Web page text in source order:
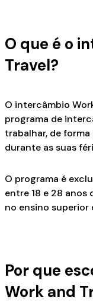
O que é o
Travel?
O intercâmbio
programa de
trabalhar, de
durante as suas
O programa é
entre 18 e 28
no ensino superior
Por que
Work and